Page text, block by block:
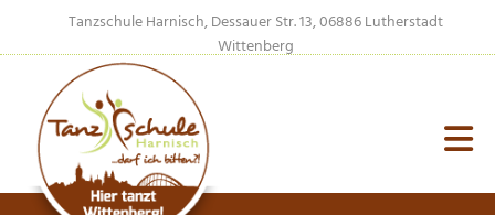
Zum Inhalt springen
Tanzschule Harnisch, Dessauer Str. 13, 06886 Lutherstadt
Wittenberg